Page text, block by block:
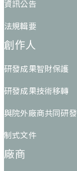
資訊公告
法規輯要
創作人
研發成果智財保護
研發成果技術移轉
與院外廠商共同研發
制式文件
廠商